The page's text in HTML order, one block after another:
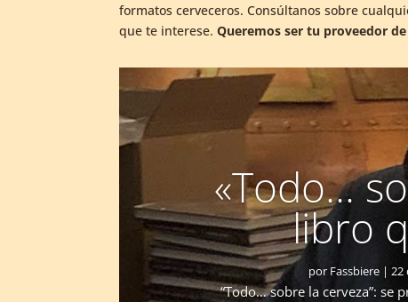
formatos cerveceros. Consúltanos sobre
que te interese.Queremos ser tu proveedor
«Todo…
libro
por Fassbiere| 22
“Todo… sobre la cerveza”: se